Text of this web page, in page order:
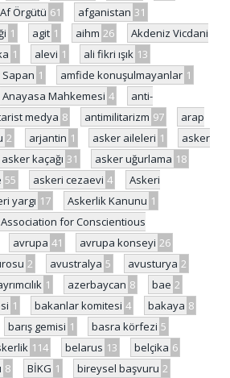
Af Örgütü 61 afganistan 31
1 agit 1 aihm 26
Akdeniz Vicdani
1 alevi 1 ali fikri ışık 13
1 amfide konuşulmayanlar 1
Anayasa Mahkemesi 4
anti-
medya 8 antimilitarizm 97
arap
2 arjantin 1 asker aileleri 1
asker
asker kaçağı 31 asker uğurlama 18
55 askeri cezaevi 4
Askeri
yargı 17 Askerlik Kanunu 1
Association for Conscientious
avrupa 41 avrupa konseyi 26
2 avustralya 5 avusturya 2
1 azerbaycan 8 bae 2
1 bakanlar komitesi 4 bakaya 8
barış gemisi 1 basra körfezi 5
114 belarus 13 belçika 6
8 BİKG 1 bireysel başvuru 2